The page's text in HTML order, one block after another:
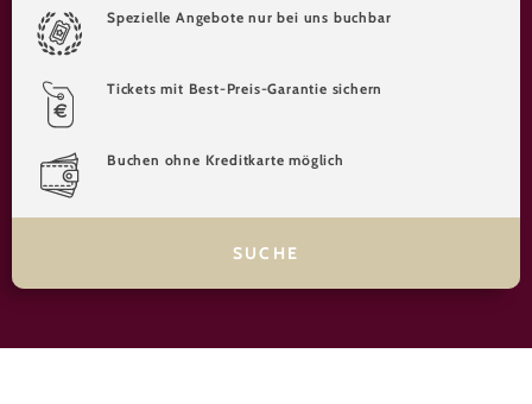
Spezielle Angebote nur bei uns buchbar
Tickets mit Best-Preis-Garantie sichern
Buchen ohne Kreditkarte möglich